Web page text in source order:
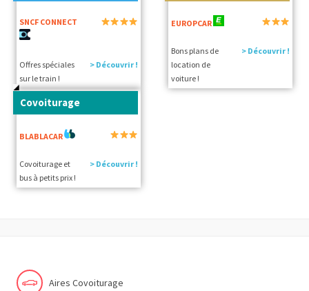
SNCF CONNECT
Offres spéciales
sur le train !
> Découvrir !
EUROPCAR
Bons plans de
location de
voiture !
> Découvrir !
Covoiturage
BLABLACAR
Covoiturage et
bus à petits prix !
> Découvrir !
Aires Covoiturage